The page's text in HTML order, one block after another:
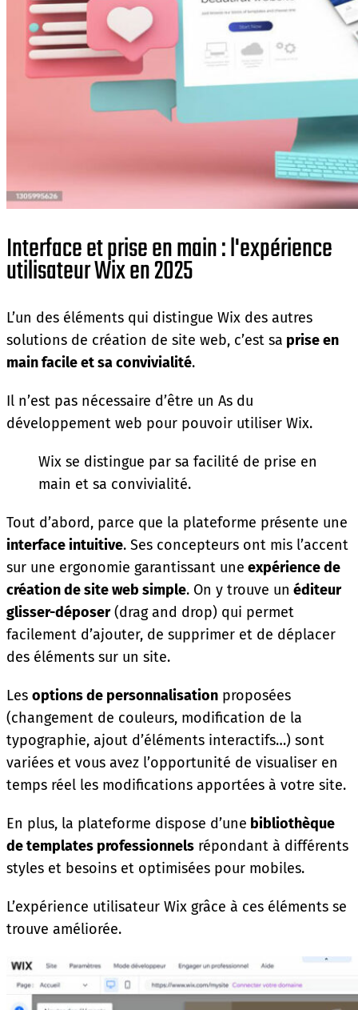
Interface et prise en main : l'expérience
utilisateur Wix en 2025
L’un des éléments qui distingue Wix des autres
solutions de création de site web, c’est sa prise en
main facile et sa convivialité.
Il n’est pas nécessaire d’être un As du
développement web pour pouvoir utiliser Wix.
Wix se distingue par sa facilité de prise en
main et sa convivialité.
Tout d’abord, parce que la plateforme présente une
interface intuitive. Ses concepteurs ont mis l’accent
sur une ergonomie garantissant une expérience de
création de site web simple. On y trouve un éditeur
glisser-déposer(drag and drop) qui permet
facilement d’ajouter, de supprimer et de déplacer
des éléments sur un site.
Les options de personnalisation proposées
(changement de couleurs, modification de la
typographie, ajout d’éléments interactifs…) sont
variées et vous avez l’opportunité de visualiser en
temps réel les modifications apportées à votre site.
En plus, la plateforme dispose d’une bibliothèque
de templates professionnels répondant à différents
styles et besoins et optimisées pour mobiles.
L’expérience utilisateur Wix grâce à ces éléments se
trouve améliorée.